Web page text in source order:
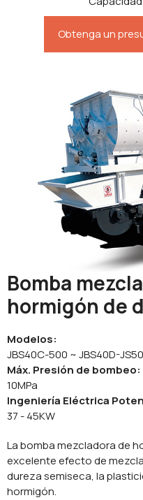
Obtenga un
Bomba
hormigón de
Modelos:
JBS40C-500 ~ JBS40D-
Máx. Presión de bombeo:
10MPa
Ingeniería Eléctrica
37 - 45KW
La bomba mezcladora de
excelente efecto de
dureza semiseca, la
hormigón.